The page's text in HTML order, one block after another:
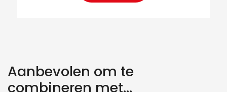
Aanbevolen om te
combineren met...